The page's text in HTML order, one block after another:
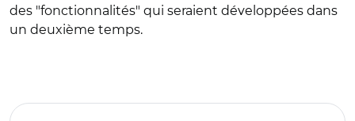
des "fonctionnalités" qui seraient développées dans
un deuxième temps.